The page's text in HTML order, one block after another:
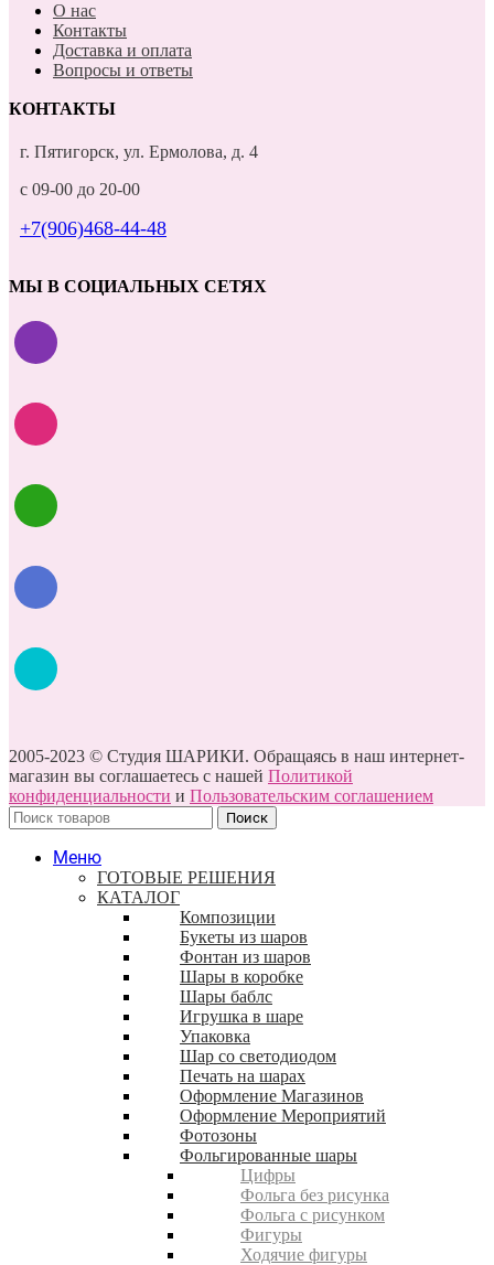
О нас
Контакты
Доставка и оплата
Вопросы и ответы
КОНТАКТЫ
г. Пятигорск, ул. Ермолова, д. 4
с 09-00 до 20-00
+7(906)468-44-48
МЫ В СОЦИАЛЬНЫХ СЕТЯХ
2005-2023 © Студия ШАРИКИ. Обращаясь в наш интернет-
магазин вы соглашаетесь с нашей Политикой
конфиденциальности и Пользовательским соглашением
Поиск
Меню
ГОТОВЫЕ РЕШЕНИЯ
КАТАЛОГ
Композиции
Букеты из шаров
Фонтан из шаров
Шары в коробке
Шары баблс
Игрушка в шаре
Упаковка
Шар со светодиодом
Печать на шарах
Оформление Магазинов
Оформление Мероприятий
Фотозоны
Фольгированные шары
Цифры
Фольга без рисунка
Фольга с рисунком
Фигуры
Ходячие фигуры